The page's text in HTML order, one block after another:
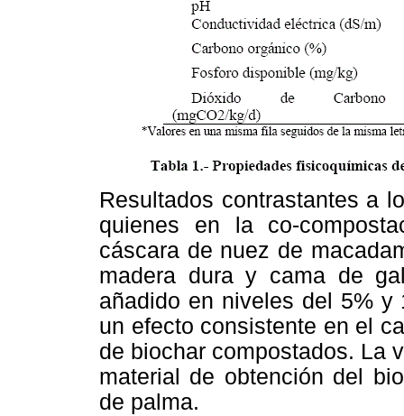
Resultados contrastantes a
quienes en la co-
cáscara de nuez de
madera dura y cama de
añadido en niveles del 5% y
un efecto consistente en el
de biochar compostados. La
material de obtención del
de palma.